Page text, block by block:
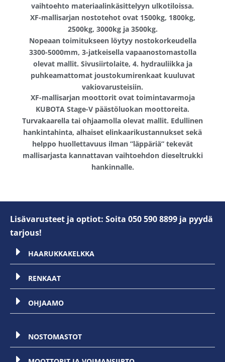
vaihtoehto materiaalinkäsittelyyn ulkotiloissa.
XF-mallisarjan nostotehot ovat 1500kg, 1800kg,
2500kg, 3000kg ja 3500kg.
Nopeaan toimitukseen löytyy nostokorkeudella
3300-5000mm, 3-jatkeisella vapaanostomastolla
olevat mallit. Sivusiirtolaite, 4. hydrauliikka ja
puhkeamattomat joustokumirenkaat kuuluvat
vakiovarusteisiin.
XF-mallisarjan moottorit ovat toimintavarmoja
KUBOTA Stage-V päästöluokan moottoreita.
Turvakaarella tai ohjaamolla olevat mallit. Edullinen
hankintahinta, alhaiset elinkaarikustannukset sekä
helppo huollettavuus ilman ”läppäriä” tekevät
mallisarjasta kannattavan vaihtoehdon dieseltrukki
hankinnalle.
Lisävarusteet ja optiot: Soita 050 590 8899 ja pyydä
tarjous!
HAARUKKAKELKKA
RENKAAT
OHJAAMO
NOSTOMASTOT